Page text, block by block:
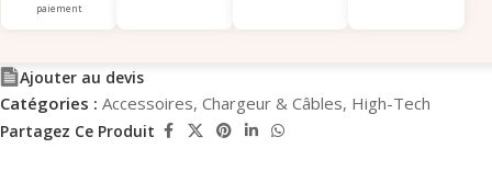
paiement
Ajouter au devis
Catégories : Accessoires, Chargeur & Câbles, High-Tech
Partagez Ce Produit